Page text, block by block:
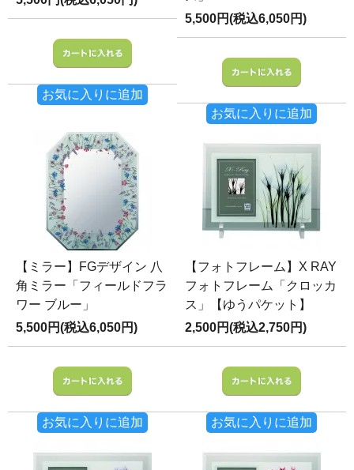
お気に入りに追加
5,500円(税込6,050円)
お気に入りに追加
【ミラー】FGデザイン 八
角ミラー「フィールドフラ
ワー ブルー」
5,500円(税込6,050円)
お気に入りに追加
【フォトフレーム】X RAY
フォトフレーム「クロッカ
ス」【ゆうパケット】
2,500円(税込2,750円)
お気に入りに追加